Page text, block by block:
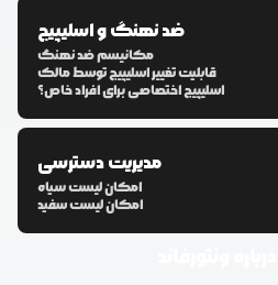
ضد نهنگ و اسلیپیج
مکانیسم ضد نهنگ
قابلیت تغییر اسلیپیج توسط مالک
اسلیپیج اختصاصی برای افراد خاص؟
مدیریت دسترسی
امکان لیست سیاه
امکان لیست سفید